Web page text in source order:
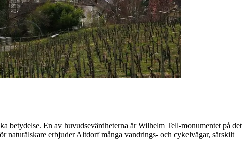
betydelse. En av huvudsevärdheterna är Wilhelm Tell-monumentet på det
naturälskare erbjuder Altdorf många vandrings- och cykelvägar, särskilt